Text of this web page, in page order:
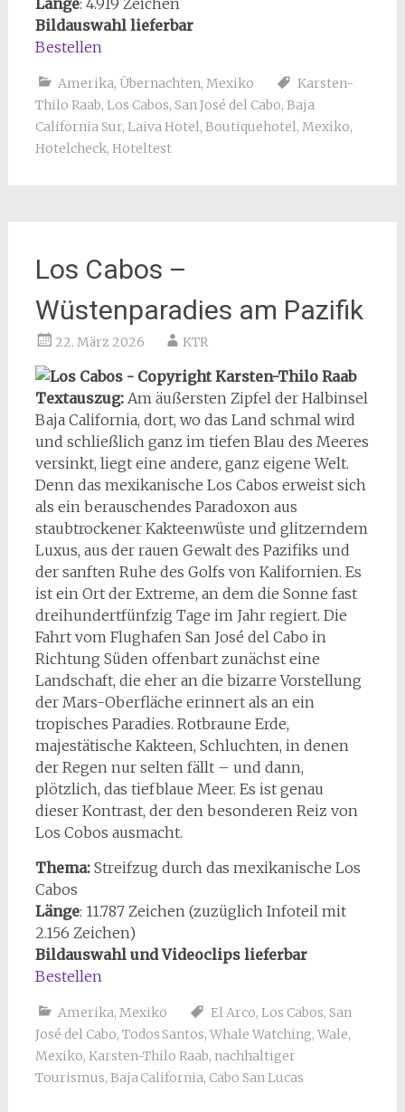
Bildauswahl lieferbar
Bestellen
Amerika, Übernachten, Mexiko
Karsten-
Thilo Raab, Los Cabos, San José del Cabo, Baja
California Sur, Laiva Hotel, Boutiquehotel, Mexiko,
Hotelcheck, Hoteltest
Los Cabos –
Wüstenparadies am Pazifik
22. März 2026 KTR
Textauszug: Am äußersten Zipfel der Halbinsel
Baja California, dort, wo das Land schmal wird
und schließlich ganz im tiefen Blau des Meeres
versinkt, liegt eine andere, ganz eigene Welt.
Denn das mexikanische Los Cabos erweist sich
als ein berauschendes Paradoxon aus
staubtrockener Kakteenwüste und glitzerndem
Luxus, aus der rauen Gewalt des Pazifiks und
der sanften Ruhe des Golfs von Kalifornien. Es
ist ein Ort der Extreme, an dem die Sonne fast
dreihundertfünfzig Tage im Jahr regiert. Die
Fahrt vom Flughafen San José del Cabo in
Richtung Süden offenbart zunächst eine
Landschaft, die eher an die bizarre Vorstellung
der Mars-Oberfläche erinnert als an ein
tropisches Paradies. Rotbraune Erde,
majestätische Kakteen, Schluchten, in denen
der Regen nur selten fällt – und dann,
plötzlich, das tiefblaue Meer. Es ist genau
dieser Kontrast, der den besonderen Reiz von
Los Cobos ausmacht.
Thema: Streifzug durch das mexikanische Los
Cabos
Länge: 11.787 Zeichen (zuzüglich Infoteil mit
2.156 Zeichen)
Bildauswahl und Videoclips lieferbar
Bestellen
Amerika, Mexiko El Arco, Los Cabos, San
José del Cabo, Todos Santos, Whale Watching, Wale,
Mexiko, Karsten-Thilo Raab, nachhaltiger
Tourismus, Baja California, Cabo San Lucas